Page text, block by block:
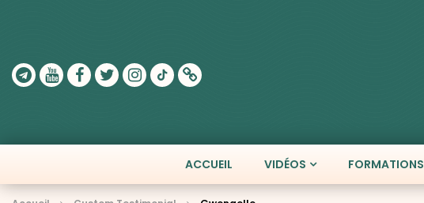
ACCUEIL VIDÉOS FORMATIONS